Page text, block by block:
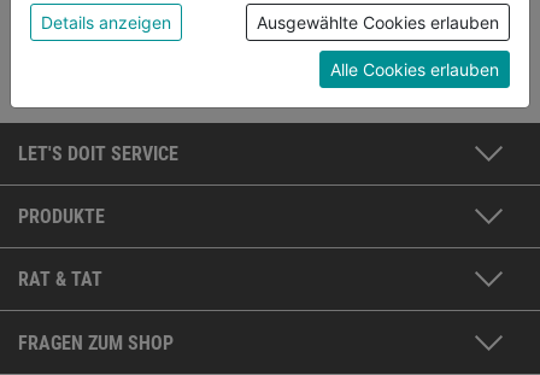
SENDEN
LET'S DOIT SERVICE
PRODUKTE
RAT & TAT
FRAGEN ZUM SHOP
anzeigen" findest du alle Infos zu den
unterschiedlichen Cookies, unter "Cookies
Konfigurieren" kannst du auswählen, welche Cookies
du zulassen möchtest und welche nicht.
Datenschutzerklärung
Details anzeigen Ausgewählte Cookies erlauben
Alle Cookies erlauben